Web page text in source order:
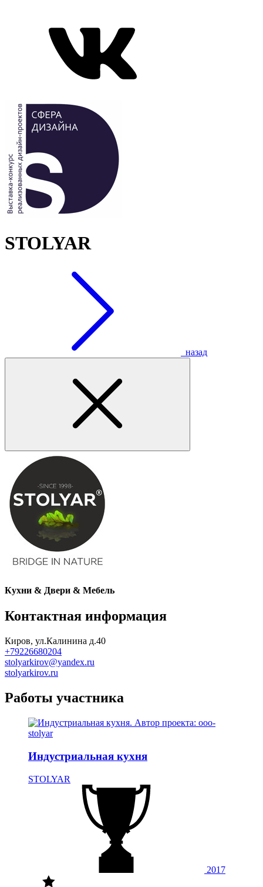
STOLYAR
назад
Кухни & Двери & Мебель
Контактная информация
Киров, ул.Калинина д.40
+79226680204
stolyarkirov@yandex.ru
stolyarkirov.ru
Работы участника
Индустриальная кухня
STOLYAR
2017